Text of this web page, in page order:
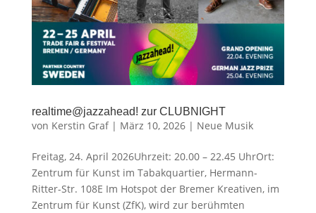
realtime@jazzahead! zur CLUBNIGHT
von Kerstin Graf| März 10, 2026| Neue Musik
Freitag, 24. April 2026Uhrzeit: 20.00 – 22.45 UhrOrt:
Zentrum für Kunst im Tabakquartier, Hermann-
Ritter-Str. 108E Im Hotspot der Bremer Kreativen, im
Zentrum für Kunst (ZfK), wird zur berühmten